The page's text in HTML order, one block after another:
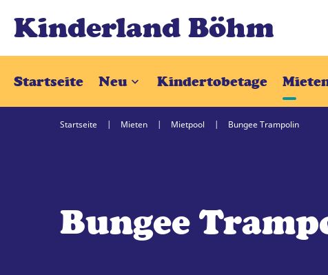
Kinderland Böhm
Startseite Neu Kindertobetage
Startseite Mieten Mietpool Bungee Trampolin
Bungee